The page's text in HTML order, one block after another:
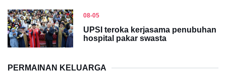
08-05
UPSI teroka kerjasama penubuhan
hospital pakar swasta
PERMAINAN KELUARGA